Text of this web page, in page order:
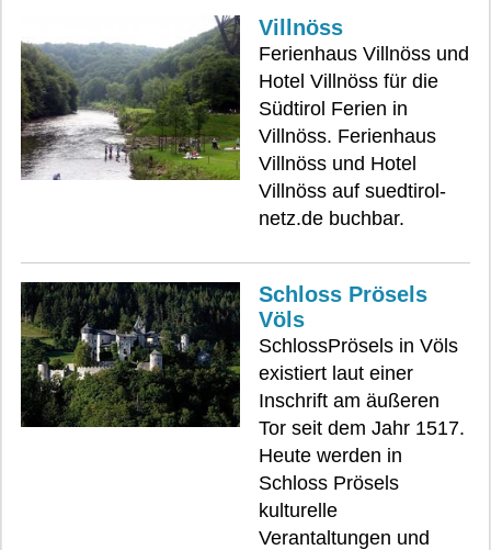
Villnöss
Ferienhaus Villnöss und
Hotel Villnöss für die
Südtirol Ferien in
Villnöss. Ferienhaus
Villnöss und Hotel
Villnöss auf suedtirol-
netz.de buchbar.
Schloss Prösels
Völs
SchlossPrösels in Völs
existiert laut einer
Inschrift am äußeren
Tor seit dem Jahr 1517.
Heute werden in
Schloss Prösels
kulturelle
Verantaltungen und